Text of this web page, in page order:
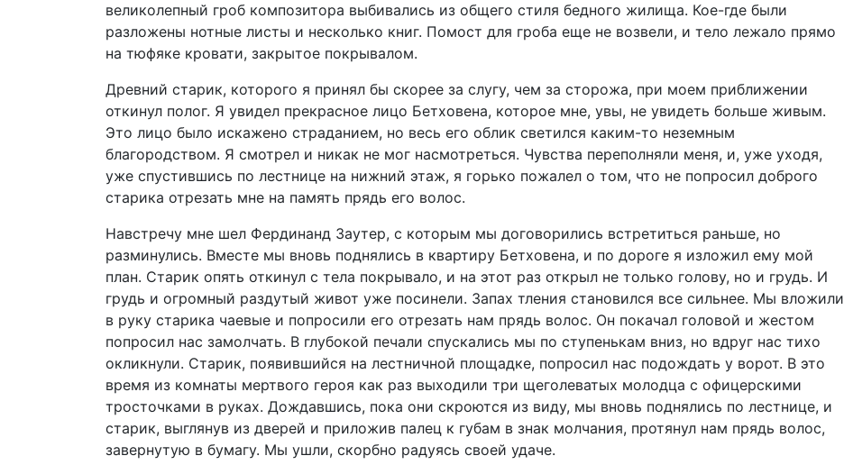
великолепный гроб композитора выбивались из общего стиля бедного жилища. Кое-где были
разложены нотные листы и несколько книг. Помост для гроба еще не возвели, и тело лежало прямо
на тюфяке кровати, закрытое покрывалом.
Древний старик, которого я принял бы скорее за слугу, чем за сторожа, при моем приближении
откинул полог. Я увидел прекрасное лицо Бетховена, которое мне, увы, не увидеть больше живым.
Это лицо было искажено страданием, но весь его облик светился каким-то неземным
благородством. Я смотрел и никак не мог насмотреться. Чувства переполняли меня, и, уже уходя,
уже спустившись по лестнице на нижний этаж, я горько пожалел о том, что не попросил доброго
старика отрезать мне на память прядь его волос.
Навстречу мне шел Фердинанд Заутер, с которым мы договорились встретиться раньше, но
разминулись. Вместе мы вновь поднялись в квартиру Бетховена, и по дороге я изложил ему мой
план. Старик опять откинул с тела покрывало, и на этот раз открыл не только голову, но и грудь. И
грудь и огромный раздутый живот уже посинели. Запах тления становился все сильнее. Мы вложили
в руку старика чаевые и попросили его отрезать нам прядь волос. Он покачал головой и жестом
попросил нас замолчать. В глубокой печали спускались мы по ступенькам вниз, но вдруг нас тихо
окликнули. Старик, появившийся на лестничной площадке, попросил нас подождать у ворот. В это
время из комнаты мертвого героя как раз выходили три щеголеватых молодца с офицерскими
тросточками в руках. Дождавшись, пока они скроются из виду, мы вновь поднялись по лестнице, и
старик, выглянув из дверей и приложив палец к губам в знак молчания, протянул нам прядь волос,
завернутую в бумагу. Мы ушли, скорбно радуясь своей удаче.